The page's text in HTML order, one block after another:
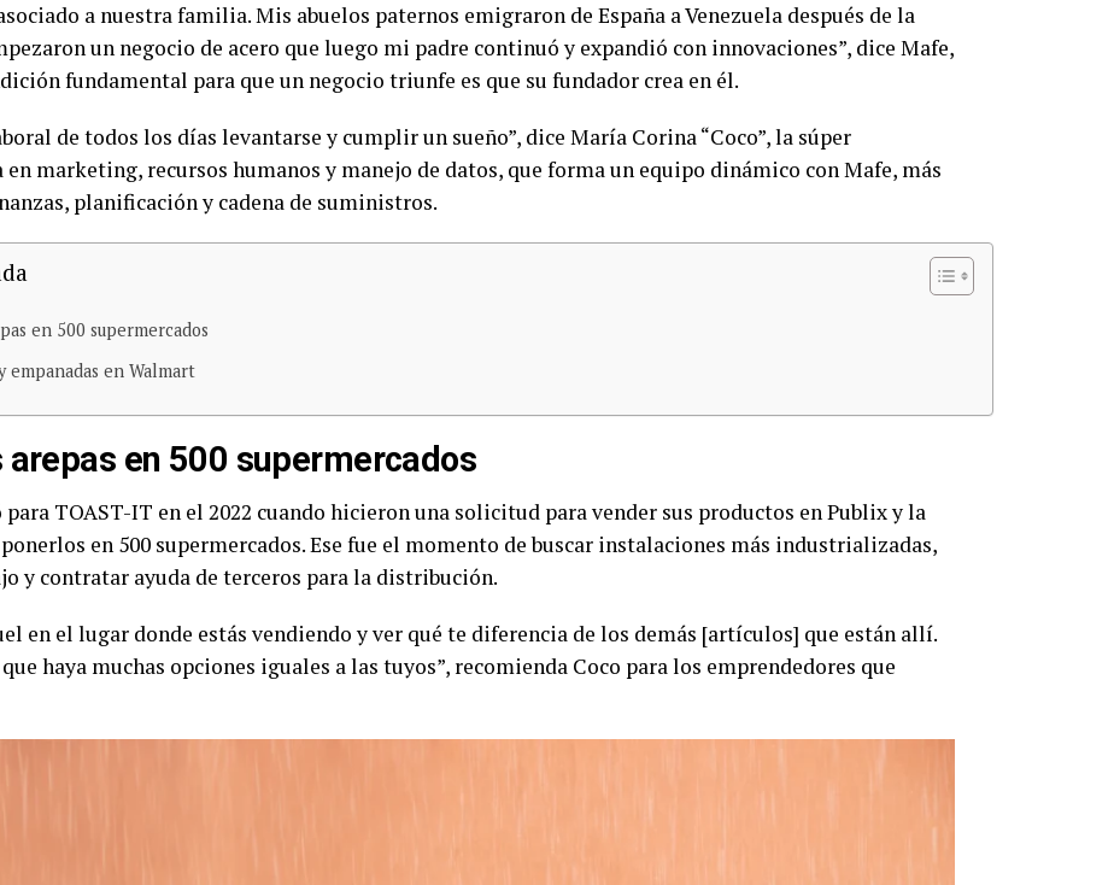
a nuestra familia. Mis abuelos paternos emigraron de España a Venezuela después de la
un negocio de acero que luego mi padre continuó y expandió con innovaciones”, dice Mafe,
fundamental para que un negocio triunfe es que su fundador crea en él.
de todos los días levantarse y cumplir un sueño”, dice María Corina “Coco”, la súper
marketing, recursos humanos y manejo de datos, que forma un equipo dinámico con Mafe, más
planificación y cadena de suministros.
en 500 supermercados
empanadas en Walmart
en 500 supermercados
TOAST-IT en el 2022 cuando hicieron una solicitud para vender sus productos en Publix y la
en 500 supermercados. Ese fue el momento de buscar instalaciones más industrializadas,
y contratar ayuda de terceros para la distribución.
en el lugar donde estás vendiendo y ver qué te diferencia de los demás [artículos] que están allí.
haya muchas opciones iguales a las tuyos”, recomienda Coco para los emprendedores que